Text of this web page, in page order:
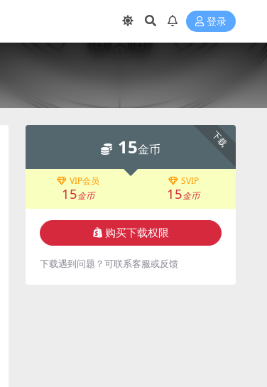
登录
下载
15金币
VIP会员
15金币
SVIP
15金币
购买下载权限
下载遇到问题？可联系客服或反馈